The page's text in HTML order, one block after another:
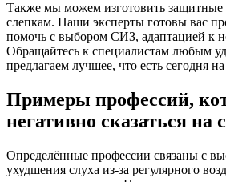
Также мы можем изготовить защитные
слепкам. Наши эксперты готовы вас
помочь с выбором СИЗ, адаптацией к
Обращайтесь к специалистам любым
предлагаем лучшее, что есть сегодня
Примеры профессий,
негативно сказаться на
Определённые профессии связаны с
ухудшения слуха из-за регулярного